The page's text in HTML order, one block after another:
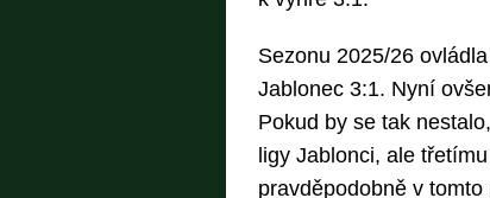
Sezonu 2025/26
Jablonec 3:1. Nyní
Pokud by se tak
ligy Jablonci, ale
pravděpodobně v